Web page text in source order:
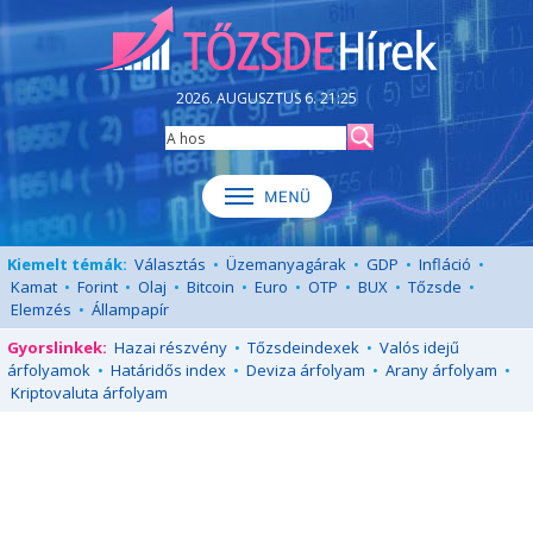
2026. AUGUSZTUS 6. 21:25
Kiemelt témák: Választás • Üzemanyagárak • GDP • Infláció •
Kamat • Forint • Olaj • Bitcoin • Euro • OTP • BUX • Tőzsde •
Elemzés • Állampapír
Gyorslinkek: Hazai részvény • Tőzsdeindexek • Valós idejű
árfolyamok • Határidős index • Deviza árfolyam • Arany árfolyam •
Kriptovaluta árfolyam